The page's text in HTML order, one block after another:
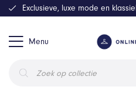
Menu
zoeken
Exclusieve, luxe mode en